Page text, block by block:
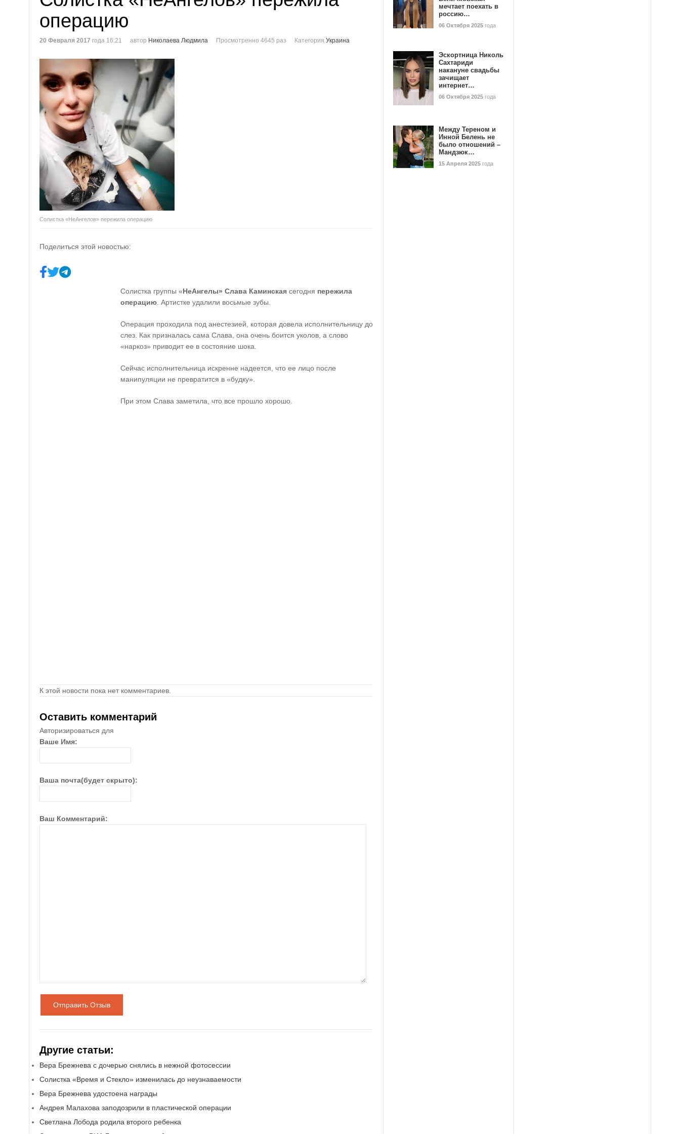
операцию
20 Февраля 2017 года 16:21 автор Николаева Людмила Просмотренно 4645 раз Категория Украина
Солистка «НеАнгелов» пережила операцию
Поделиться этой новостью:
Солистка группы «НеАнгелы» Слава Каминская сегодня пережила
операцию . Артистке удалили восьмые зубы.
Операция проходила под анестезией, которая довела исполнительницу до
слез. Как призналась сама Слава, она очень боится уколов, а слово
«наркоз» приводит ее в состояние шока.
Сейчас исполнительница искренне надеется, что ее лицо после
манипуляции не превратится в «будку».
При этом Слава заметила, что все прошло хорошо.
К этой новости пока нет комментариев.
Оставить комментарий
Авторизироваться для
Ваше Имя:
Ваша почта(будет скрыто):
Ваш Комментарий:
Отправить Отзыв
Другие статьи:
Вера Брежнева с дочерью снялись в нежной фотосессии
Солистка «Время и Стекло» изменилась до неузнаваемости
Вера Брежнева удостоена награды
Андрея Малахова заподозрили в пластической операции
Светлана Лобода родила второго ребенка
мечтает поехать в
россию…
06 Октября 2025 года
Эскортница Николь
Сахтариди
накануне свадьбы
зачищает
интернет…
06 Октября 2025 года
Между Тереном и
Инной Белень не
было отношений –
Мандзюк…
15 Апреля 2025 года